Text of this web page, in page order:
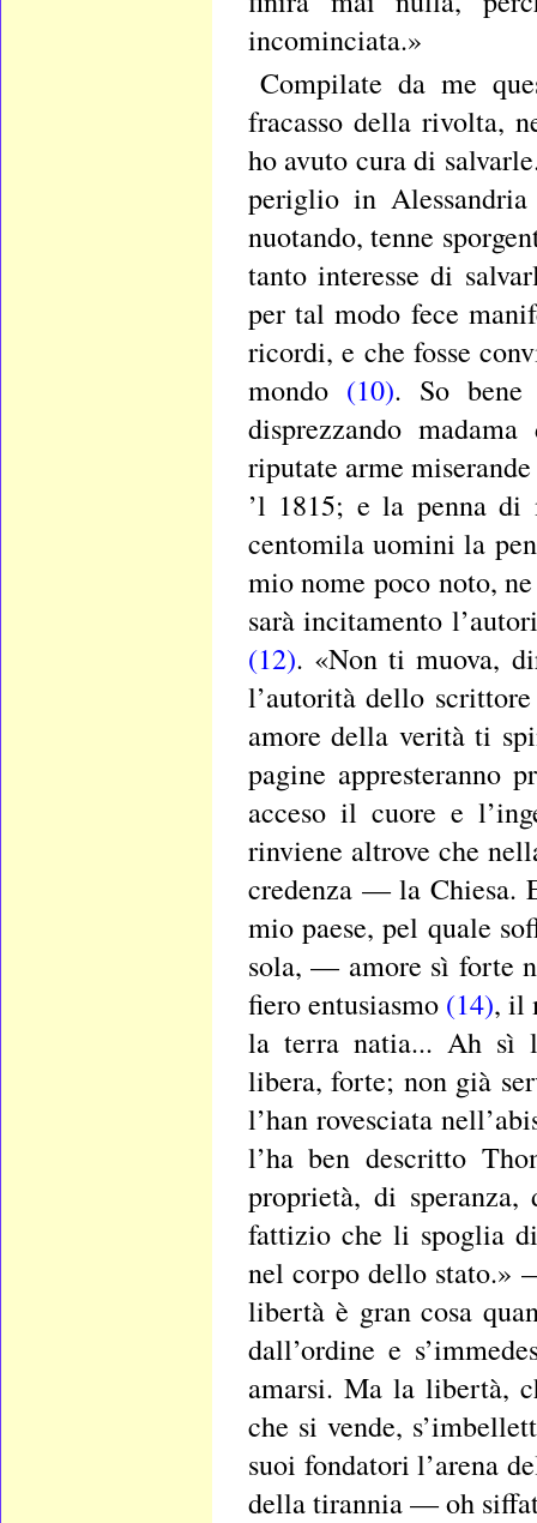
incominciata.»
Compilate da me
fracasso della rivolta,
ho avuto cura di
periglio in
nuotando, tenne
tanto interesse di
per tal modo fece
ricordi, e che fosse
mondo (10). So
disprezzando
riputate arme
’l 1815; e la penna di
centomila uomini la
mio nome poco noto,
sarà incitamento
(12). «Non ti muova,
l’autorità dello
amore della verità ti
pagine appresteranno
acceso il cuore e
rinviene altrove che
credenza — la Chiesa.
mio paese, pel quale
sola, — amore sì forte
fiero entusiasmo (14), il
la terra natia... Ah sì
libera, forte; non già
l’han rovesciata
l’ha ben descritto
proprietà, di
fattizio che li spoglia di
nel corpo dello stato.»
libertà è gran cosa
dall’ordine e
amarsi. Ma la libertà,
che si vende,
suoi fondatori l’arena
della tirannia — oh